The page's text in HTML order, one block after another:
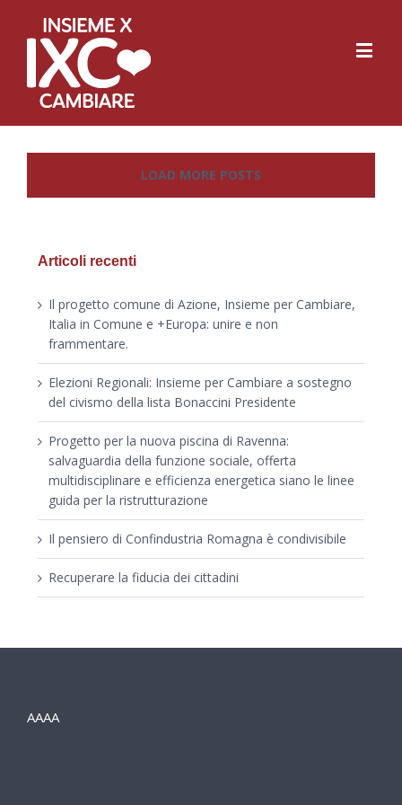
LOAD MORE POSTS
Articoli recenti
Il progetto comune di Azione, Insieme per Cambiare,
Italia in Comune e +Europa: unire e non
frammentare.
Elezioni Regionali: Insieme per Cambiare a sostegno
del civismo della lista Bonaccini Presidente
Progetto per la nuova piscina di Ravenna:
salvaguardia della funzione sociale, offerta
multidisciplinare e efficienza energetica siano le linee
guida per la ristrutturazione
Il pensiero di Confindustria Romagna è condivisibile
Recuperare la fiducia dei cittadini
AAAA